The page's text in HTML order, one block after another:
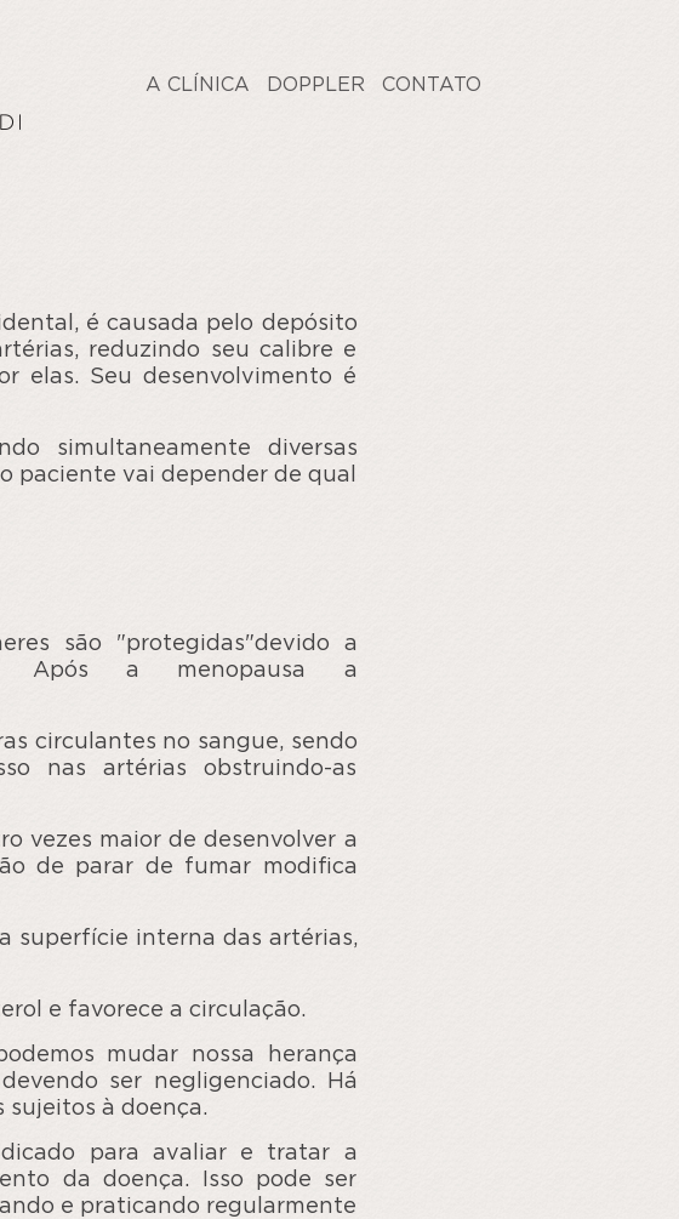
A CLÍNICA DOPPLER CONTATO
é causada pelo depósito
reduzindo seu calibre e
elas. Seu desenvolvimento é
simultaneamente diversas
paciente vai depender de qual
são "protegidas"devido a
Após a menopausa a
circulantes no sangue, sendo
nas artérias obstruindo-as
vezes maior de desenvolver a
de parar de fumar modifica
superfície interna das artérias,
e favorece a circulação.
mudar nossa herança
ser negligenciado. Há
sujeitos à doença.
para avaliar e tratar a
da doença. Isso pode ser
e praticando regularmente